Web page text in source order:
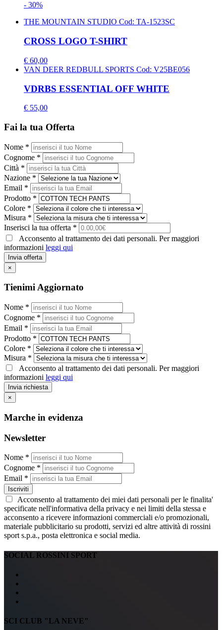
- 30%
THE MOUNTAIN STUDIO Cod: TA-1523SC
CROSS LOGO T-SHIRT
€ 60,00
VAN DEER REDBULL SPORTS Cod: V25BE056
VDRBS ESSENTIAL OFF WHITE
€ 55,00
Fai la tua Offerta
Nome *
Cognome *
Città *
Nazione *
Email *
Prodotto *
Colore *
Misura *
Inserisci la tua offerta *
Acconsento al trattamento dei dati personali. Per maggiori
informazioni leggi qui
Invia offerta
×
Tienimi Aggiornato
Nome *
Cognome *
Email *
Prodotto *
Colore *
Misura *
Acconsento al trattamento dei dati personali. Per maggiori
informazioni leggi qui
Invia richiesta
×
Marche in evidenza
Newsletter
Nome *
Cognome *
Email *
Iscriviti
Acconsento al trattamento dei miei dati personali per le finalita'
specificate nell'informativa della privacy e nei limiti della stessa e
acconsento a ricevere informazioni commerciali e/o promozionali,
materiale pubblicitario su prodotti, servizi ed altre attività di rossini
sport s.p.a., posta elettronica e social media.
SOCIAL ROSSINI SPORT
SCI CLUB "LA NEVE"